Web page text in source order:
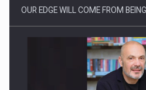
OUR EDGE WILL COME FROM